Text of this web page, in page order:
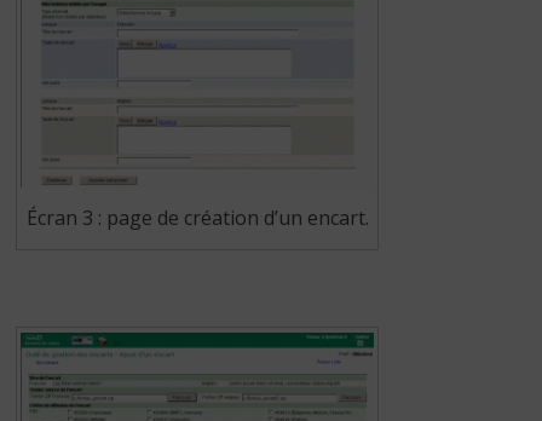
Écran 3 : page de création d’un encart.